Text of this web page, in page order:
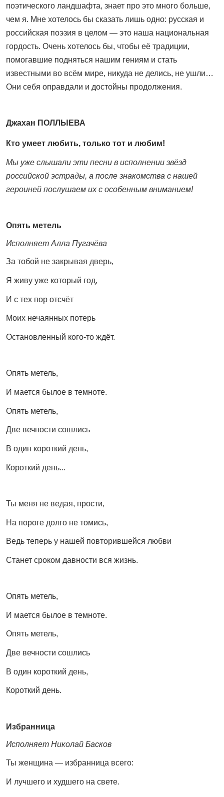
поэтического ландшафта, знает про это много больше,
чем я. Мне хотелось бы сказать лишь одно: русская и
российская поэзия в целом — это наша национальная
гордость. Очень хотелось бы, чтобы её традиции,
помогавшие подняться нашим гениям и стать
известными во всём мире, никуда не делись, не ушли…
Они себя оправдали и достойны продолжения.
Джахан ПОЛЛЫЕВА
Кто умеет любить, только тот и любим!
Мы уже слышали эти песни в исполнении звёзд
российской эстрады, а после знакомства с нашей
героиней послушаем их с особенным вниманием!
Опять метель
Исполняет Алла Пугачёва
За тобой не закрывая дверь,
Я живу уже который год,
И с тех пор отсчёт
Моих нечаянных потерь
Остановленный кого-то ждёт.
Опять метель,
И мается былое в темноте.
Опять метель,
Две вечности сошлись
В один короткий день,
Короткий день...
Ты меня не ведая, прости,
На пороге долго не томись,
Ведь теперь у нашей повторившейся любви
Станет сроком давности вся жизнь.
Опять метель,
И мается былое в темноте.
Опять метель,
Две вечности сошлись
В один короткий день,
Короткий день.
Избранница
Исполняет Николай Басков
Ты женщина — избранница всего:
И лучшего и худшего на свете.